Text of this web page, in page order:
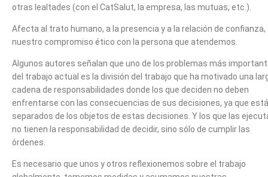
otras lealtades (con el CatSalut, la empresa, las mutuas, etc.).
Afecta al trato humano, a la presencia y a la relación de confianza,
nuestro compromiso ético con la persona que atendemos.
Algunos autores señalan que uno de los problemas más
del trabajo actual es la división del trabajo que ha motivado una
cadena de responsabilidades donde los que deciden no deben
enfrentarse con las consecuencias de sus decisiones, ya que
separados de los objetos de estas decisiones. Y los que las
no tienen la responsabilidad de decidir, sino sólo de cumplir las
órdenes.
Es necesario que unos y otros reflexionemos sobre el trabajo